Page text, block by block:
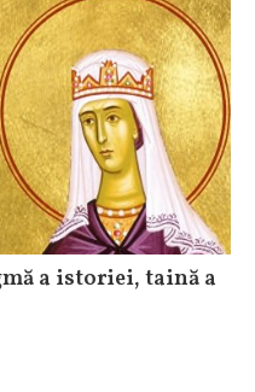
a istoriei, taină a